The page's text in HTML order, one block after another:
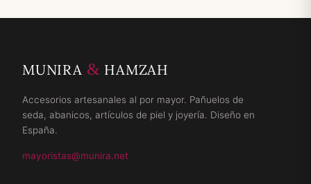
MUNIRA & HAMZAH
Accesorios artesanales al por mayor. Pañuelos de
seda, abanicos, artículos de piel y joyería. Diseño en
España.
mayoristas@munira.net